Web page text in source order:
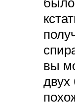
вы
двух